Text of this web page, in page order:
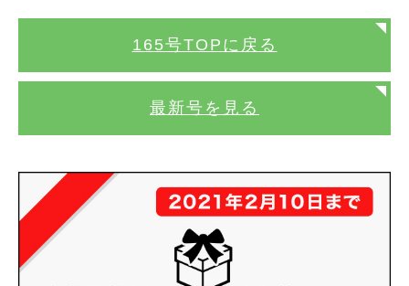
165号TOPに戻る
最新号を見る